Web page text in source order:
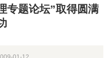
专题论坛”取得圆满